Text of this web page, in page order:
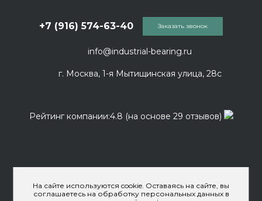
info@industrial-bearing.ru
+7 (916) 574-63-40
г. Москва, 1-я Мытищинская улица, 28с
Заказать звонок
Рейтинг компании:4.8 (на основе 29 отзывов)
На сайте используются cookie. Оставаясь на сайте, вы
соглашаетесь на обработку персональных данных в